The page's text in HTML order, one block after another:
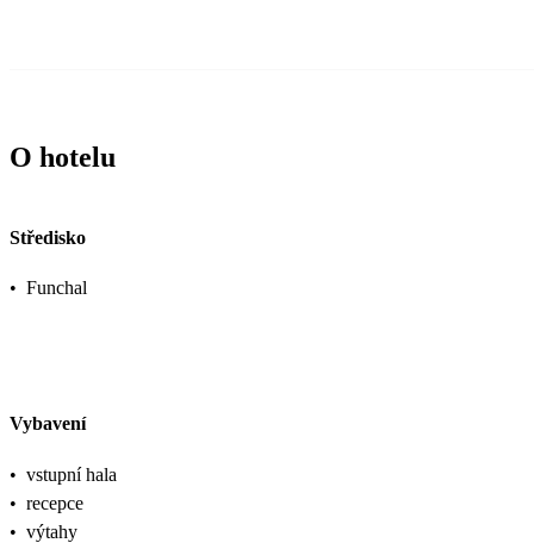
O hotelu
Středisko
• Funchal
Vybavení
• vstupní hala
• recepce
• výtahy